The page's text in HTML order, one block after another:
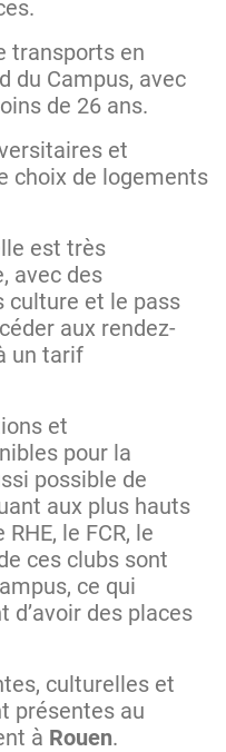
transports en
du Campus, avec
de 26 ans.
et
choix de logements
est très
avec des
culture et le pass
aux rendez-
un tarif
et
pour la
possible de
aux plus hauts
le FCR, le
ces clubs sont
ce qui
des places
culturelles et
présentes au
à Rouen.